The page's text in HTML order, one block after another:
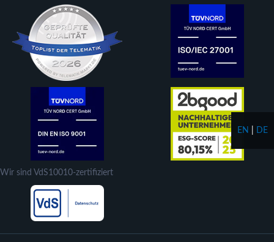
Wir sind VdS10010-zertifiziert
EN DE